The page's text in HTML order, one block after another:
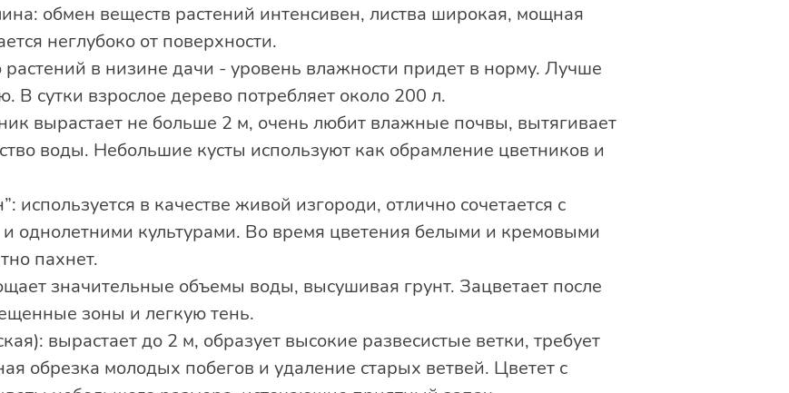
обмен веществ растений интенсивен, листва широкая, мощная
неглубоко от поверхности.
растений в низине дачи - уровень влажности придет в норму. Лучше
В сутки взрослое дерево потребляет около 200 л.
вырастает не больше 2 м, очень любит влажные почвы, вытягивает
воды. Небольшие кусты используют как обрамление цветников и
используется в качестве живой изгороди, отлично сочетается с
однолетними культурами. Во время цветения белыми и кремовыми
пахнет.
значительные объемы воды, высушивая грунт. Зацветает после
зоны и легкую тень.
вырастает до 2 м, образует высокие развесистые ветки, требует
обрезка молодых побегов и удаление старых ветвей. Цветет с